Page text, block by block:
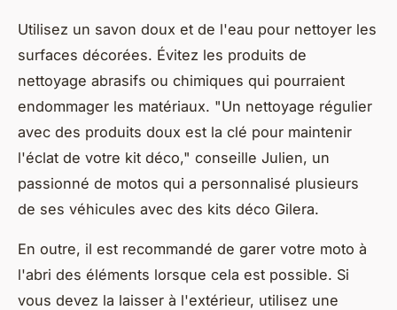
Utilisez un savon doux et de l'eau pour nettoyer les
surfaces décorées. Évitez les produits de
nettoyage abrasifs ou chimiques qui pourraient
endommager les matériaux. "Un nettoyage régulier
avec des produits doux est la clé pour maintenir
l'éclat de votre kit déco," conseille Julien, un
passionné de motos qui a personnalisé plusieurs
de ses véhicules avec des kits déco Gilera.
En outre, il est recommandé de garer votre moto à
l'abri des éléments lorsque cela est possible. Si
vous devez la laisser à l'extérieur, utilisez une